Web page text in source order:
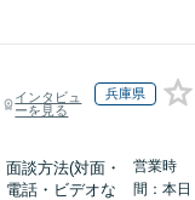
インタビュ
ーを見る
兵庫県
面談方法(対面・
電話・ビデオな
営業時
間：本日